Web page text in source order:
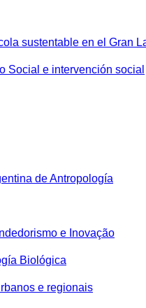
sustentable en el Gran
Social e intervención social
de Antropología
e Inovação
Biológica
e regionais